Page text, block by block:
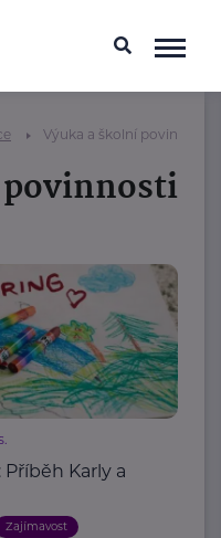
Výuka a školní povinnosti
povinnosti
Karly a
Zajímavost